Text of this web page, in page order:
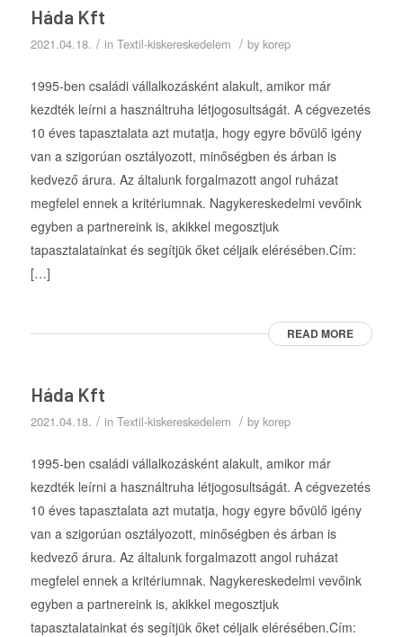
Háda Kft
2021.04.18. / in Textil-kiskereskedelem / by korep
1995-ben családi vállalkozásként alakult, amikor már
kezdték leírni a használtruha létjogosultságát. A cégvezetés
10 éves tapasztalata azt mutatja, hogy egyre bővülő igény
van a szigorúan osztályozott, minőségben és árban is
kedvező árura. Az általunk forgalmazott angol ruházat
megfelel ennek a kritériumnak. Nagykereskedelmi vevőink
egyben a partnereink is, akikkel megosztjuk
tapasztalatainkat és segítjük őket céljaik elérésében.Cím:
[…]
READ MORE
Háda Kft
2021.04.18. / in Textil-kiskereskedelem / by korep
1995-ben családi vállalkozásként alakult, amikor már
kezdték leírni a használtruha létjogosultságát. A cégvezetés
10 éves tapasztalata azt mutatja, hogy egyre bővülő igény
van a szigorúan osztályozott, minőségben és árban is
kedvező árura. Az általunk forgalmazott angol ruházat
megfelel ennek a kritériumnak. Nagykereskedelmi vevőink
egyben a partnereink is, akikkel megosztjuk
tapasztalatainkat és segítjük őket céljaik elérésében.Cím: